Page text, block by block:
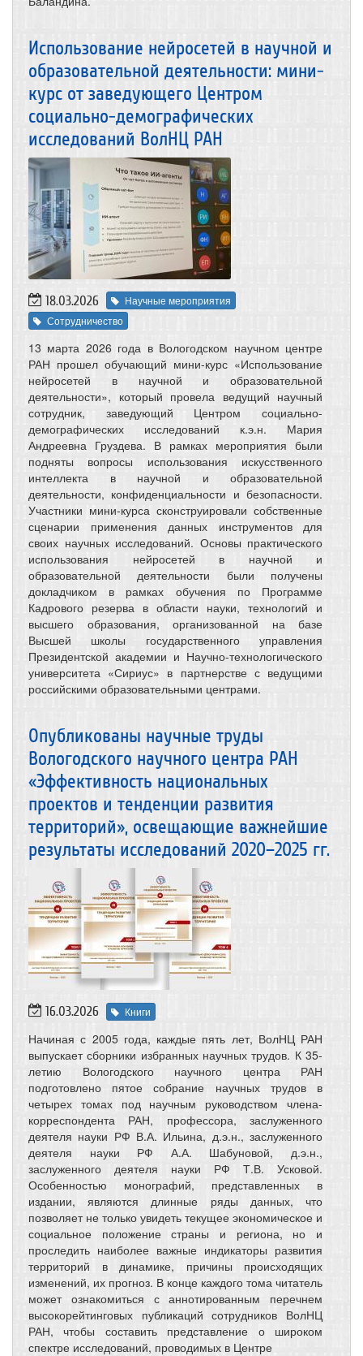
Использование нейросетей в научной и
образовательной деятельности: мини-
курс от заведующего Центром
социально-демографических
исследований ВолНЦ РАН
18.03.2026
Научные мероприятия
Сотрудничество
13 марта 2026 года в Вологодском научном центре
РАН прошел обучающий мини-курс «Использование
нейросетей в научной и образовательной
деятельности», который провела ведущий научный
сотрудник, заведующий Центром социально-
демографических исследований к.э.н. Мария
Андреевна Груздева. В рамках мероприятия были
подняты вопросы использования искусственного
интеллекта в научной и образовательной
деятельности, конфиденциальности и безопасности.
Участники мини-курса сконструировали собственные
сценарии применения данных инструментов для
своих научных исследований. Основы практического
использования нейросетей в научной и
образовательной деятельности были получены
докладчиком в рамках обучения по Программе
Кадрового резерва в области науки, технологий и
высшего образования, организованной на базе
Высшей школы государственного управления
Президентской академии и Научно-технологического
университета «Сириус» в партнерстве с ведущими
российскими образовательными центрами.
Опубликованы научные труды
Вологодского научного центра РАН
«Эффективность национальных
проектов и тенденции развития
территорий», освещающие важнейшие
результаты исследований 2020–2025 гг.
16.03.2026 Книги
Начиная с 2005 года, каждые пять лет, ВолНЦ РАН
выпускает сборники избранных научных трудов. К 35-
летию Вологодского научного центра РАН
подготовлено пятое собрание научных трудов в
четырех томах под научным руководством члена-
корреспондента РАН, профессора, заслуженного
деятеля науки РФ В.А. Ильина, д.э.н., заслуженного
деятеля науки РФ А.А. Шабуновой, д.э.н.,
заслуженного деятеля науки РФ Т.В. Усковой.
Особенностью монографий, представленных в
издании, являются длинные ряды данных, что
позволяет не только увидеть текущее экономическое и
социальное положение страны и региона, но и
проследить наиболее важные индикаторы развития
территорий в динамике, причины происходящих
изменений, их прогноз. В конце каждого тома читатель
может ознакомиться с аннотированным перечнем
высокорейтинговых публикаций сотрудников ВолНЦ
РАН, чтобы составить представление о широком
спектре исследований, проводимых в Центре